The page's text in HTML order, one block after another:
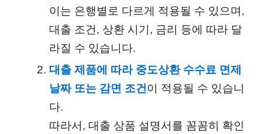
이는 은행별로 다르게 적용될 수 있으며,
대출 조건, 상환 시기, 금리 등에 따라 달
라질 수 있습니다.
대출 제품에 따라 중도상환 수수료 면제
날짜 또는 감면 조건이 적용될 수 있습니
다.
따라서, 대출 상품 설명서를 꼼꼼히 확인